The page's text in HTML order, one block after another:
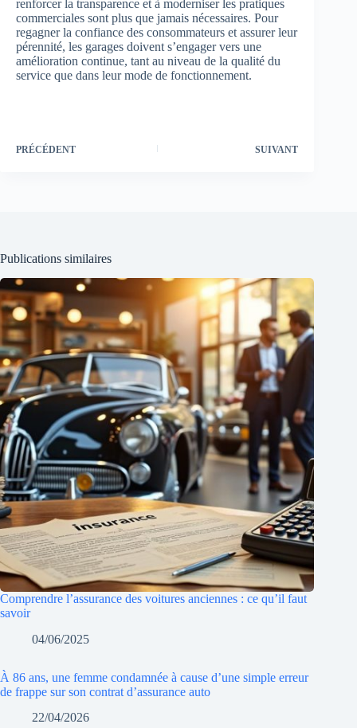
renforcer la transparence et à moderniser les pratiques
commerciales sont plus que jamais nécessaires. Pour
regagner la confiance des consommateurs et assurer leur
pérennité, les garages doivent s’engager vers une
amélioration continue, tant au niveau de la qualité du
service que dans leur mode de fonctionnement.
PRÉCÉDENT SUIVANT
Publications similaires
Comprendre l’assurance des voitures anciennes : ce qu’il faut
savoir
04/06/2025
À 86 ans, une femme condamnée à cause d’une simple erreur
de frappe sur son contrat d’assurance auto
22/04/2026